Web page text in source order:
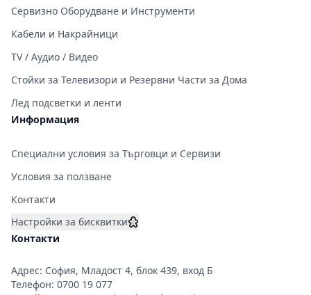
Сервизно Оборудване и Инструменти
Кабели и Накрайници
TV / Аудио / Видео
Стойки за Телевизори и Резервни Части за Дома
Лед подсветки и ленти
Информация
Специални условия за Търговци и Сервизи
Условия за ползване
Контакти
Настройки за бисквитки
Контакти
Адрес: София, Младост 4, блок 439, вход Б
Телефон: 0700 19 077